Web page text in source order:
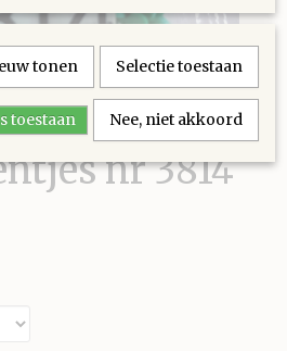
nr 3814
tonen Selectie toestaan
toestaan Nee, niet akkoord